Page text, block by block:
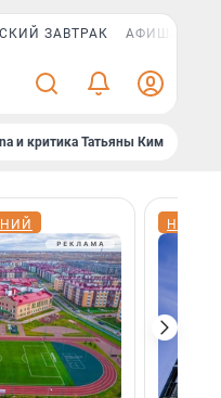
ЗАВТРАК АФИША PLUS
и критика Татьяны Ким